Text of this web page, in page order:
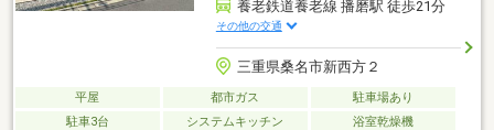
養老鉄道養老線 播磨駅 徒歩21分
その他の交通
三重県桑名市新西方２
平屋 都市ガス
駐車場あり
駐車3台
システムキッチン 浴室乾燥機